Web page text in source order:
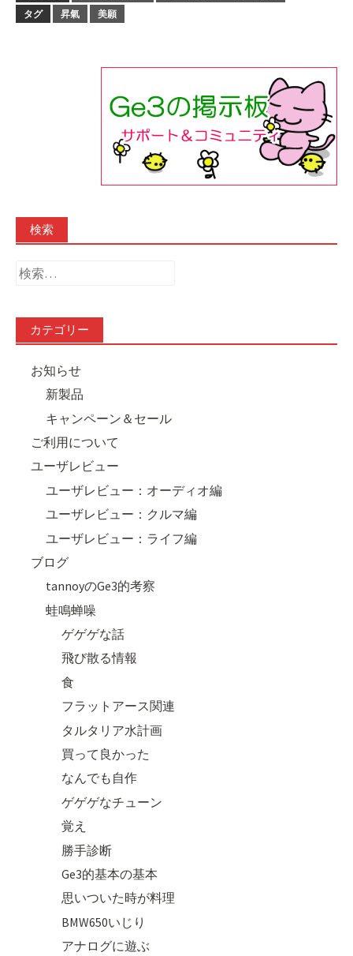
タグ
昇氣 美願
検索
検
カテゴリー
お知らせ
新製品
キャンペーン＆セール
ご利用について
ユーザレビュー
ユーザレビュー：オーディオ編
ユーザレビュー：クルマ編
ユーザレビュー：ライフ編
ブログ
tannoyのGe3的考察
蛙鳴蝉噪
ゲゲゲな話
飛び散る情報
食
フラットアース関連
タルタリア水計画
買って良かった
なんでも自作
ゲゲゲなチューン
覚え
勝手診断
Ge3的基本の基本
思いついた時が料理
BMW650いじり
アナログに遊ぶ